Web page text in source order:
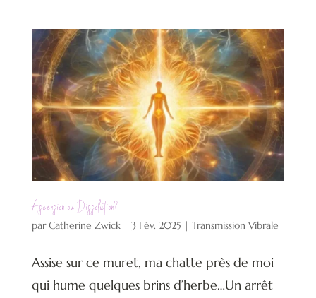
Ascension ou Dissolution?
parCatherine Zwick| 3 Fév. 2025 | Transmission Vibrale
Assise sur ce muret, ma chatte près de moi
qui hume quelques brins d’herbe…Un arrêt